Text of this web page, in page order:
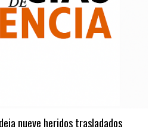
nueve heridos trasladados